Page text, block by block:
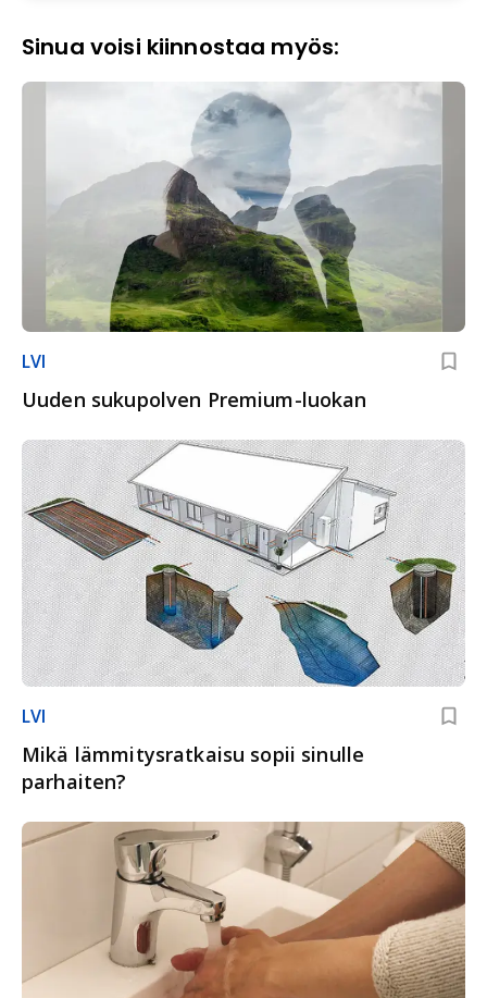
Sinua voisi kiinnostaa myös:
LVI
Uuden sukupolven Premium-luokan
LVI
Mikä lämmitysratkaisu sopii sinulle
parhaiten?